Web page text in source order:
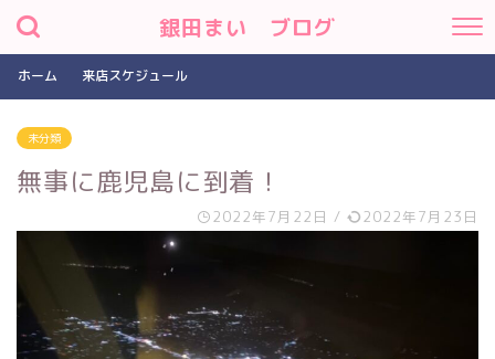
銀田まい ブログ
ホーム 来店スケジュール
未分類
無事に鹿児島に到着！
2022年7月22日 / 2022年7月23日